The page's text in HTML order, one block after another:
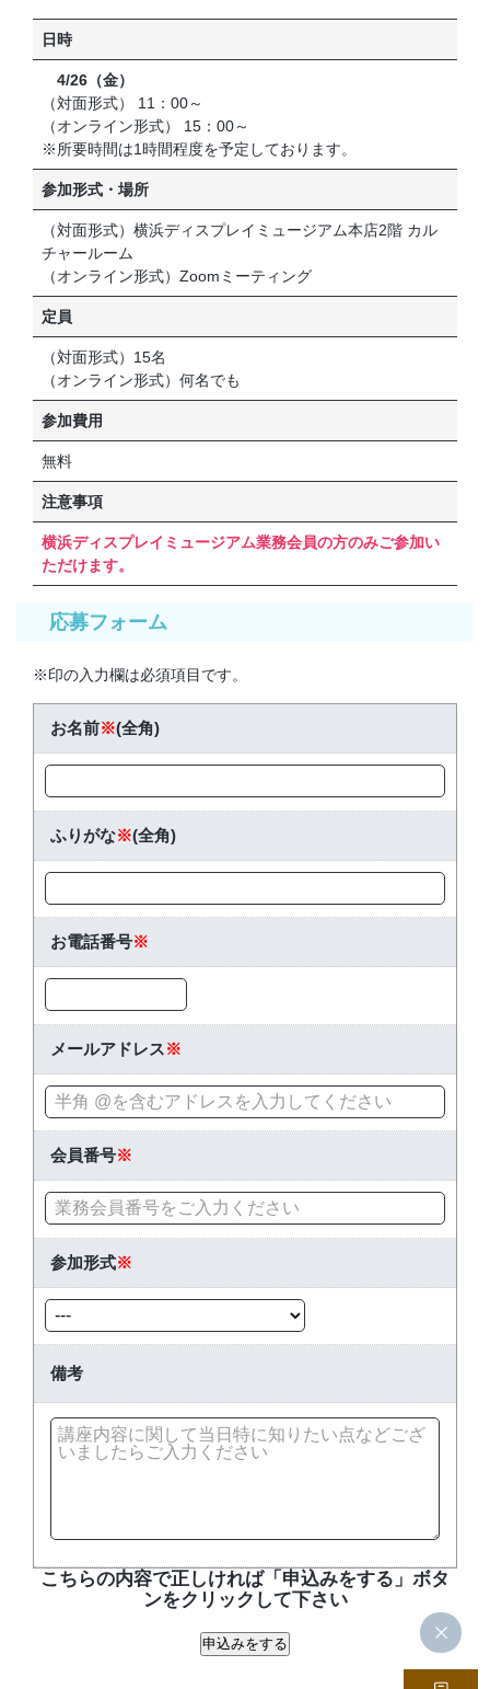
日時
4/26（金）
（対面形式） 11：00～
（オンライン形式） 15：00～
※所要時間は1時間程度を予定しております。
参加形式・場所
（対面形式）横浜ディスプレイミュージアム本店2階 カル
チャールーム
（オンライン形式）Zoomミーティング
定員
（対面形式）15名
（オンライン形式）何名でも
参加費用
無料
注意事項
横浜ディスプレイミュージアム業務会員の方のみご参加い
ただけます。
応募フォーム
※印の入力欄は必須項目です。
お名前※(全角)
ふりがな※(全角)
お電話番号※
メールアドレス※
会員番号※
参加形式※
備考
こちらの内容で正しければ「申込みをする」ボタ
ンをクリックして下さい